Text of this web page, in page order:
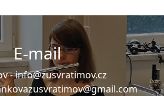
E-mail
-info@zusvratimov.cz